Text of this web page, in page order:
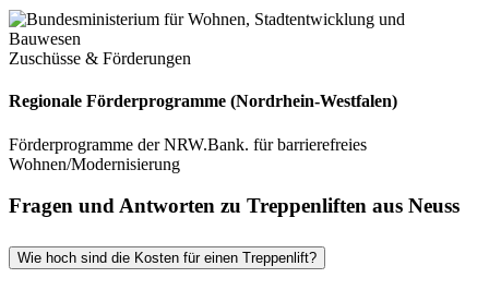
Zuschüsse & Förderungen
Regionale Förderprogramme (Nordrhein-Westfalen)
Förderprogramme der NRW.Bank. für barrierefreies
Wohnen/Modernisierung
Fragen und Antworten zu Treppenliften aus Neuss
Wie hoch sind die Kosten für einen Treppenlift?